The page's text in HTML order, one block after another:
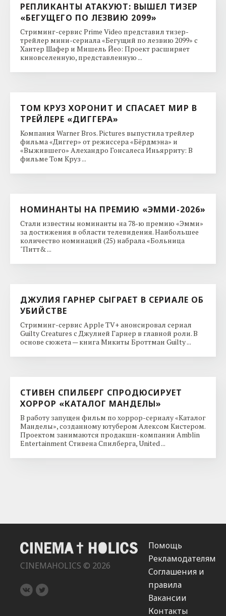
РЕПЛИКАНТЫ АТАКУЮТ: ВЫШЕЛ ТИЗЕР
«БЕГУЩЕГО ПО ЛЕЗВИЮ 2099»
Стриминг-сервис Prime Video представил тизер-
трейлер мини-сериала «Бегущий по лезвию 2099» с
Хантер Шафер и Мишель Йео: Проект расширяет
киновселенную, представленную ...
ТОМ КРУЗ ХОРОНИТ И СПАСАЕТ МИР В
ТРЕЙЛЕРЕ «ДИГГЕРА»
Компания Warner Bros. Pictures выпустила трейлер
фильма «Диггер» от режиссера «Бёрдмэна» и
«Выжившего» Алехандро Гонсалеса Иньярриту: В
фильме Том Круз ...
НОМИНАНТЫ НА ПРЕМИЮ «ЭММИ-2026»
Стали известны номинанты на 78-ю премию «Эмми»
за достижения в области телевидения. Наибольшее
количество номинаций (25) набрала «Больница
"Питт& ...
ДЖУЛИЯ ГАРНЕР СЫГРАЕТ В СЕРИАЛЕ ОБ
УБИЙСТВЕ
Стриминг-сервис Apple TV+ анонсировал сериал
Guilty Creatures с Джулией Гарнер в главной роли. В
основе сюжета — книга Микиты Броттман Guilty ...
СТИВЕН СПИЛБЕРГ СПРОДЮСИРУЕТ
ХОРРОР «КАТАЛОГ МАНДЕЛЫ»
В работу запущен фильм по хоррор-сериалу «Каталог
Манделы», созданному ютубером Алексом Кистером.
Проектом занимаются продакшн-компании Amblin
Entertainment Стивена Спилберга, United ...
CINEMAHOLICS © 2026
Помощь
Рекламодателям
Соглашения и
правила
Вакансии
Контакты